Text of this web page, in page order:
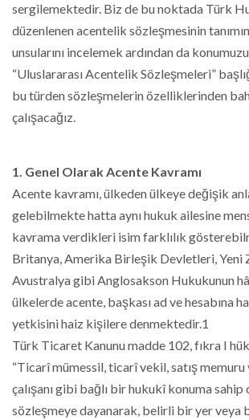
sergilemektedir. Biz de bu noktada Türk
düzenlenen acentelik sözleşmesinin
unsularını incelemek ardından da
“Uluslararası Acentelik Sözleşmeleri”
bu türden sözleşmelerin özelliklerinden
çalışacağız.
1. Genel Olarak Acente Kavramı
Acente kavramı, ülkeden ülkeye değişik
gelebilmekte hatta aynı hukuk ailesine
kavrama verdikleri isim farklılık
Britanya, Amerika Birleşik Devletleri, Yeni
Avustralya gibi Anglosakson Hukukunun
ülkelerde acente, başkası ad ve hesabına
yetkisini haiz kişilere denmektedir.1
Türk Ticaret Kanunu madde 102, fıkra I
“Ticarî mümessil, ticarî vekil, satış
çalışanı gibi bağlı bir hukukî konuma sahip
sözleşmeye dayanarak, belirli bir yer veya